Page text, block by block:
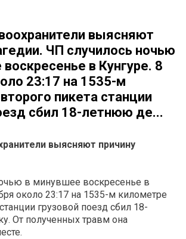
выясняют
ЧП случилось ночью
в Кунгуре. 8
23:17 на 1535-м
пикета станции
сбил 18-летнюю де...
выясняют причину
в минувшее воскресенье в
около 23:17 на 1535-м километре
грузовой поезд сбил 18-
От полученных травм она